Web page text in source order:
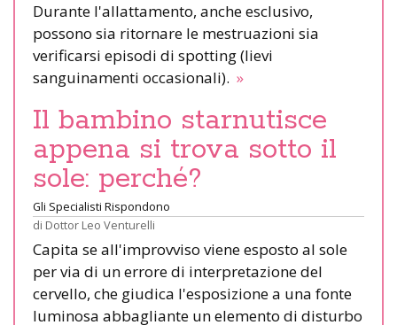
Durante l'allattamento, anche esclusivo,
possono sia ritornare le mestruazioni sia
verificarsi episodi di spotting (lievi
sanguinamenti occasionali). »
Il bambino starnutisce
appena si trova sotto il
sole: perché?
Gli Specialisti Rispondono
di Dottor Leo Venturelli
Capita se all'improvviso viene esposto al sole
per via di un errore di interpretazione del
cervello, che giudica l'esposizione a una fonte
luminosa abbagliante un elemento di disturbo